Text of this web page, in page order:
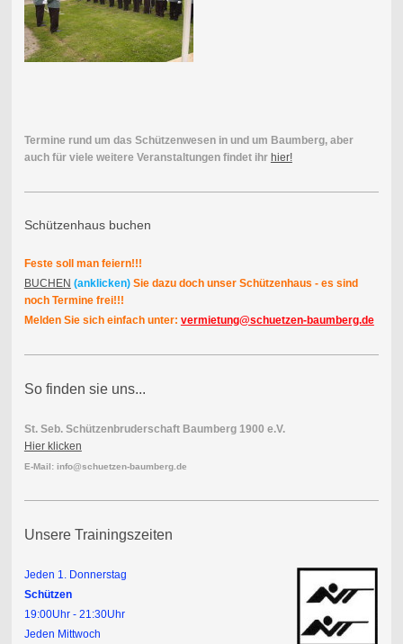
Termine rund um das Schützenwesen in und um Baumberg, aber
auch für viele weitere Veranstaltungen findet ihr hier!
Schützenhaus buchen
Feste soll man feiern!!!
BUCHEN (anklicken) Sie dazu doch unser Schützenhaus - es sind
noch Termine frei!!!
Melden Sie sich einfach unter: vermietung@schuetzen-baumberg.de
So finden sie uns...
St. Seb. Schützenbruderschaft Baumberg 1900 e.V.
Hier klicken
E-Mail: info@schuetzen-baumberg.de
Unsere Trainingszeiten
Jeden 1. Donnerstag
Schützen
19:00Uhr - 21:30Uhr
Jeden Mittwoch